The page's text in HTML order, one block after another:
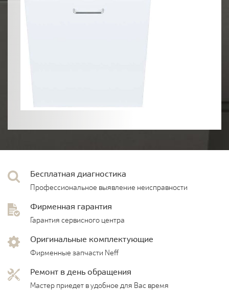
Бесплатная диагностика
Профессиональное выявление неисправности
Фирменная гарантия
Гарантия сервисного центра
Оригинальные комплектующие
Фирменные запчасти Neff
Ремонт в день обращения
Мастер приедет в удобное для Вас время